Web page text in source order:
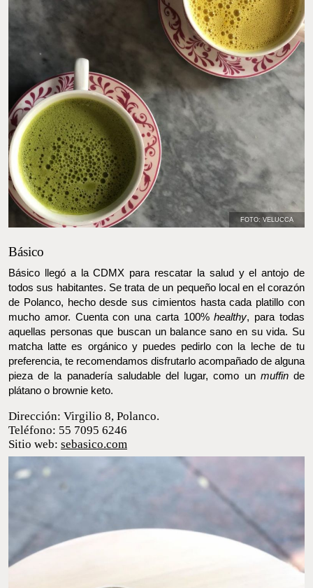
FOTO: VELUCCA
Básico
Básico llegó a la CDMX para rescatar la salud y el antojo de
todos sus habitantes. Se trata de un pequeño local en el corazón
de Polanco, hecho desde sus cimientos hasta cada platillo con
mucho amor. Cuenta con una carta 100% healthy, para todas
aquellas personas que buscan un balance sano en su vida. Su
matcha latte es orgánico y puedes pedirlo con la leche de tu
preferencia, te recomendamos disfrutarlo acompañado de alguna
pieza de la panadería saludable del lugar, como un muffinde
plátano o brownie keto.
Dirección: Virgilio 8, Polanco.
Teléfono: 55 7095 6246
Sitio web:sebasico.com